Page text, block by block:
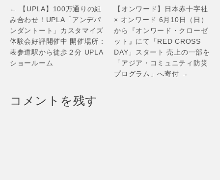
リ」にて「新生活
応援キャンペー
ン」開始 ～美容師
からもれなく特別
プレゼントを提供
～
Post
navigation
← 【UPLA】100万通りの組
み合わせ！UPLA「アンデパ
ンダントート」カスタマイズ
体験会好評開催中 開催場所：
表参道駅から徒歩２分 UPLA
ショールーム
【オンワード】日本赤十字社
× オンワード 6月10日（日）
から『オンワード・クローゼ
ット』にて「RED CROSS
DAY」スタート 売上の一部を
「アジア・コミュニティ防災
プログラム」へ寄付 →
コメントを残す